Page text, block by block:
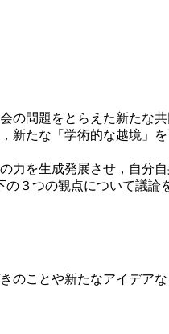
問題をとらえた新たな
新たな「学術的な越境」を
力を生成発展させ，自分
３つの観点について議論
のことや新たなアイデア